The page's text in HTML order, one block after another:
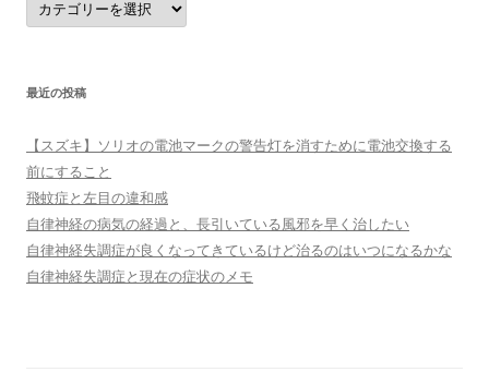
テ
ゴ
最近の投稿
【スズキ】ソリオの電池マークの警告灯を消すために電池交換する
前にすること
飛蚊症と左目の違和感
自律神経の病気の経過と、長引いている風邪を早く治したい
自律神経失調症が良くなってきているけど治るのはいつになるかな
自律神経失調症と現在の症状のメモ